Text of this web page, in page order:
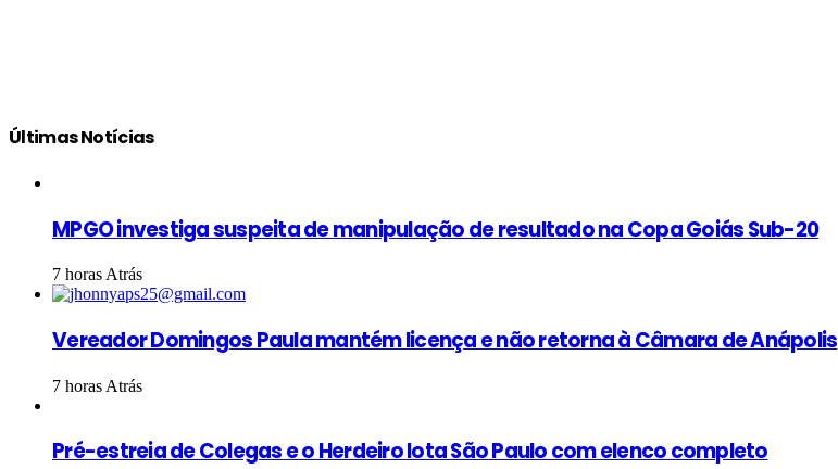
Últimas Notícias
MPGO investiga suspeita de manipulação de resultado na Copa Goiás Sub-20
7 horas Atrás
Vereador Domingos Paula mantém licença e não retorna à Câmara de Anápolis
7 horas Atrás
Pré-estreia de Colegas e o Herdeiro lota São Paulo com elenco completo